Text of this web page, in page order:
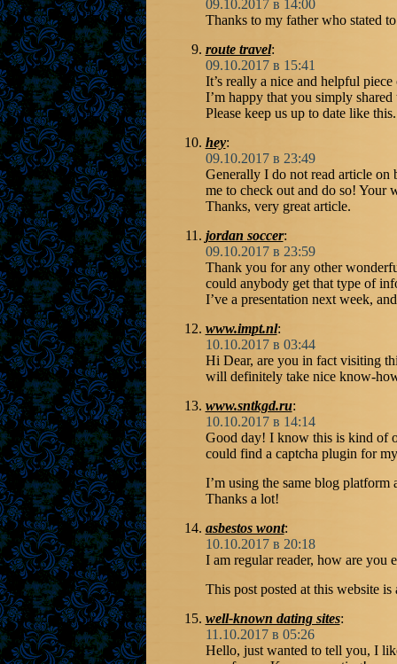
09.10.2017 в 14:00
Thanks to my father who stated
route travel:
09.10.2017 в 15:41
It’s really a nice and helpful
I’m happy that you simply
Please keep us up to date like
hey:
09.10.2017 в 23:49
Generally I do not read article on
me to check out and do so! Your
Thanks, very great article.
jordan soccer:
09.10.2017 в 23:59
Thank you for any other
could anybody get that type of
I’ve a presentation next week,
www.impt.nl:
10.10.2017 в 03:44
Hi Dear, are you in fact visiting
will definitely take nice know-
www.sntkgd.ru:
10.10.2017 в 14:14
Good day! I know this is kind of
could find a captcha plugin for
I’m using the same blog
Thanks a lot!
asbestos wont:
10.10.2017 в 20:18
I am regular reader, how are you
This post posted at this website
well-known dating sites:
11.10.2017 в 05:26
Hello, just wanted to tell you, I